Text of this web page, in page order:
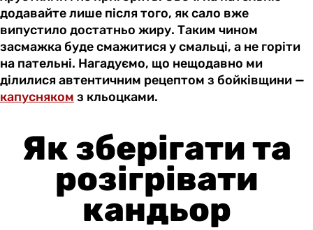
додавайте лише після того, як сало вже
випустило достатньо жиру. Таким чином
засмажка буде смажитися у смальці, а не горіти
на пательні. Нагадуємо, що нещодавно ми
ділилися автентичним рецептом з бойківщини —
капусняком з кльоцками.
Як зберігати та
розігрівати
кандьор